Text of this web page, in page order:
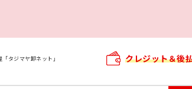
タジマヤ卸ネット」 クレジット＆後